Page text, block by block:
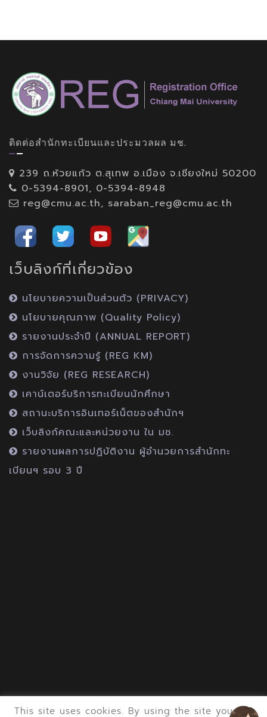
ติดต่อสำนักทะเบียนและประมวลผล มช.
239 ถ.ห้วยแก้ว ต.สุเทพ อ.เมือง จ.เชียงใหม่ 50200
0-5394-8901, 0-5394-8948
reg@cmu.ac.th, saraban_reg@cmu.ac.th
เว็บลิงก์ที่เกี่ยวข้อง
นโยบายความเป็นส่วนตัว (PRIVACY)
นโยบายคุณภาพ (Quality Policy)
รายงานประจำปี (ANNUAL REPORT)
การจัดการความรู้ (REG KM)
งานวิจัย (REG RESEARCH)
เคาน์เตอร์บริการทะเบียนนักศึกษา
สถานะบริการอินเทอร์เน็ตของสำนักฯ
เว็บลิงก์คณะและหน่วยงาน ใน มช.
รายงานผลการปฏิบัติงาน ผู้อำนวยการสำนักทะ
เบียนฯ รอบ 3 ปี
This site uses cookies. By using the site you are